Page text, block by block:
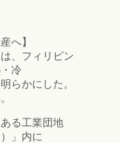
へ】
、フィリピン
冷
らかにした。
る工業団地
」内に